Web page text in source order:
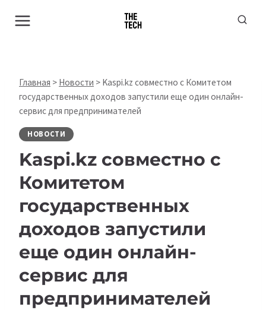
Главная > Новости > Kaspi.kz совместно с Комитетом
государственных доходов запустили еще один онлайн-
сервис для предпринимателей
НОВОСТИ
Kaspi.kz совместно с
Комитетом
государственных
доходов запустили
еще один онлайн-
сервис для
предпринимателей